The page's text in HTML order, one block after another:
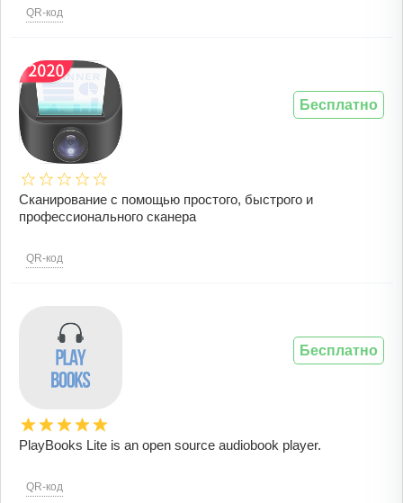
QR-код
Сканирование с помощью простого, быстрого и
профессионального сканера
QR-код
Бесплатно
PlayBooks Lite is an open source audiobook player.
QR-код
Бесплатно